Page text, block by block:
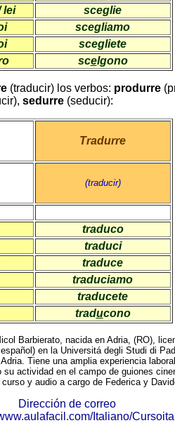
lei
sceglie
scegliamo
scegliete
scelgono
(traducir) los verbos: produrre
sedurre (seducir):
Tradurre
(traducir)
traduco
traduci
traduce
traduciamo
traducete
traducono
Barbierato, nacida en Adria, (RO),
en la Universitá degli Studi di
Tiene una amplia experiencia
su actividad en el campo de guiones
y audio a cargo de Federica y
Dirección de correo
Italiano/